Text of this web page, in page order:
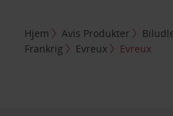
Hjem Avis Produkter
Frankrig
Evreux Evreux